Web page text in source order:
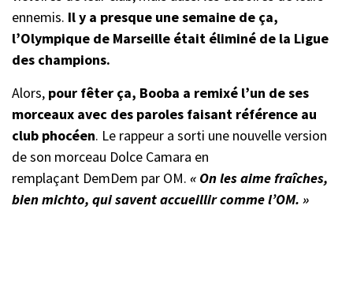
ennemis. Il y a presque une semaine de ça,
l’Olympique de Marseille était éliminé de la Ligue
des champions.
Alors, pour fêter ça, Booba a remixé l’un de ses
morceaux avec des paroles faisant référence au
club phocéen. Le rappeur a sorti une nouvelle version
de son morceau Dolce Camara en
remplaçant DemDem par OM. « On les aime fraîches,
bien michto, qui savent accueillir comme l’OM. »